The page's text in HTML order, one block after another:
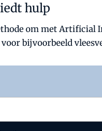
hulp
om met
bijvoorbeeld